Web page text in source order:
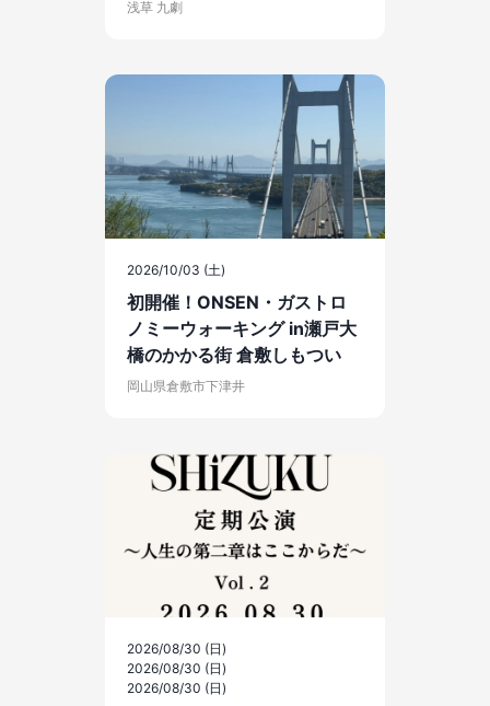
浅草 九劇
2026/10/03 (土)
初開催！ONSEN・ガストロ
ノミーウォーキング in瀬戸大
橋のかかる街 倉敷しもつい
岡山県倉敷市下津井
2026/08/30 (日)
2026/08/30 (日)
2026/08/30 (日)